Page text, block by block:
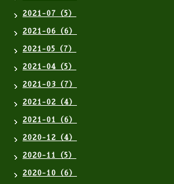
2021-07（5）
2021-06（6）
2021-05（7）
2021-04（5）
2021-03（7）
2021-02（4）
2021-01（6）
2020-12（4）
2020-11（5）
2020-10（6）